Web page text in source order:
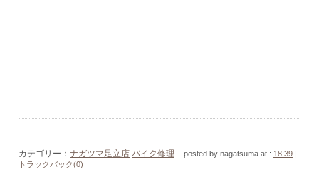
カテゴリー： ナガツマ足立店 バイク修理 posted by nagatsuma at : 18:39 |
トラックバック(0)